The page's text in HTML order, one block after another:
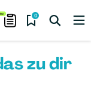
0
zu dir